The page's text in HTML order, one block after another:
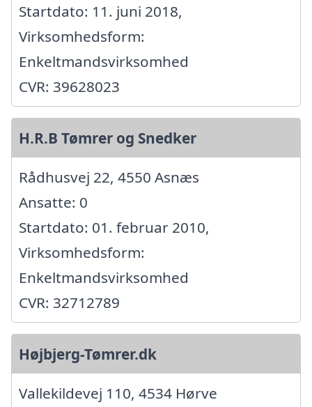
Startdato: 11. juni 2018,
Virksomhedsform:
Enkeltmandsvirksomhed
CVR: 39628023
H.R.B Tømrer og Snedker
Rådhusvej 22, 4550 Asnæs
Ansatte: 0
Startdato: 01. februar 2010,
Virksomhedsform:
Enkeltmandsvirksomhed
CVR: 32712789
Højbjerg-Tømrer.dk
Vallekildevej 110, 4534 Hørve